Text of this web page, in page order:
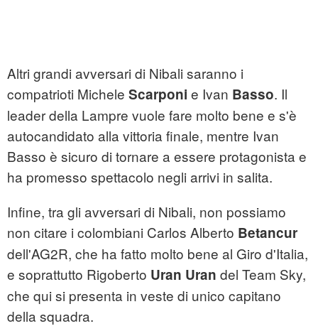
Altri grandi avversari di Nibali saranno i
compatrioti Michele Scarponi e Ivan Basso. Il
leader della Lampre vuole fare molto bene e s'è
autocandidato alla vittoria finale, mentre Ivan
Basso è sicuro di tornare a essere protagonista e
ha promesso spettacolo negli arrivi in salita.
Infine, tra gli avversari di Nibali, non possiamo
non citare i colombiani Carlos Alberto Betancur
dell'AG2R, che ha fatto molto bene al Giro d'Italia,
e soprattutto Rigoberto Uran Uran del Team Sky,
che qui si presenta in veste di unico capitano
della squadra.